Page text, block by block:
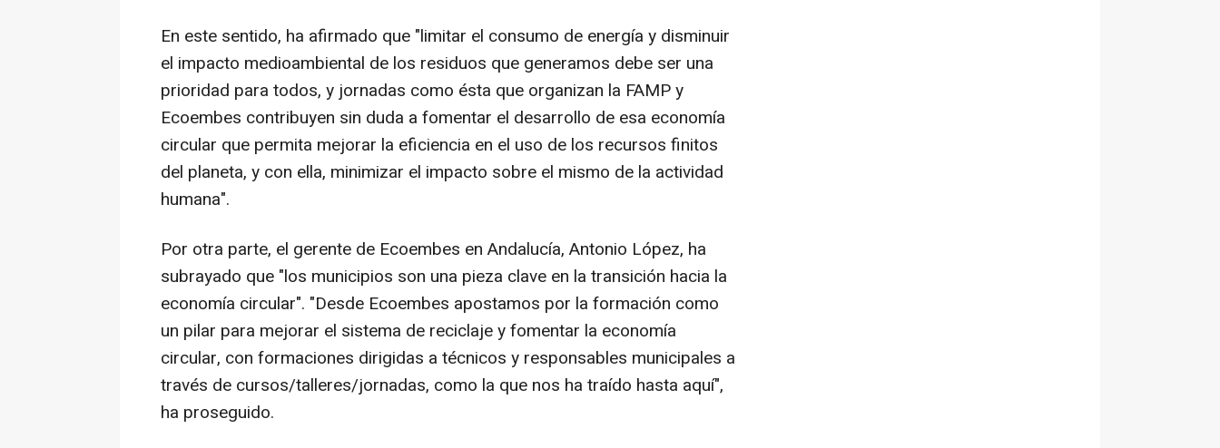
En este sentido, ha afirmado que "limitar el consumo de energía y disminuir
el impacto medioambiental de los residuos que generamos debe ser una
prioridad para todos, y jornadas como ésta que organizan la FAMP y
Ecoembes contribuyen sin duda a fomentar el desarrollo de esa economía
circular que permita mejorar la eficiencia en el uso de los recursos finitos
del planeta, y con ella, minimizar el impacto sobre el mismo de la actividad
humana".
Por otra parte, el gerente de Ecoembes en Andalucía, Antonio López, ha
subrayado que "los municipios son una pieza clave en la transición hacia la
economía circular". "Desde Ecoembes apostamos por la formación como
un pilar para mejorar el sistema de reciclaje y fomentar la economía
circular, con formaciones dirigidas a técnicos y responsables municipales a
través de cursos/talleres/jornadas, como la que nos ha traído hasta aquí",
ha proseguido.